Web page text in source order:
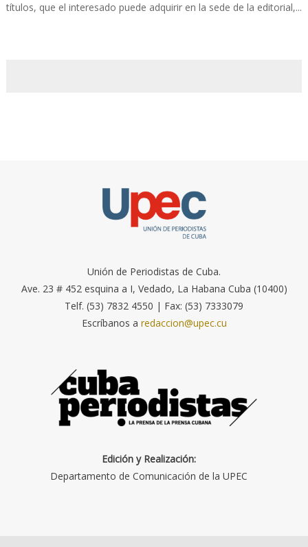
títulos, que el interesado puede adquirir en la sede de la editorial,...
Unión de Periodistas de Cuba.
Ave. 23 # 452 esquina a I, Vedado, La Habana Cuba (10400)
Telf. (53) 7832 4550 | Fax: (53) 7333079
Escríbanos a redaccion@upec.cu
Edición y Realización:
Departamento de Comunicación de la UPEC